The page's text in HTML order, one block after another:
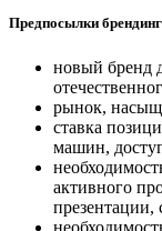
Предпосылки
новый бренд
рынок,
ставка
машин,
активного
презентации,